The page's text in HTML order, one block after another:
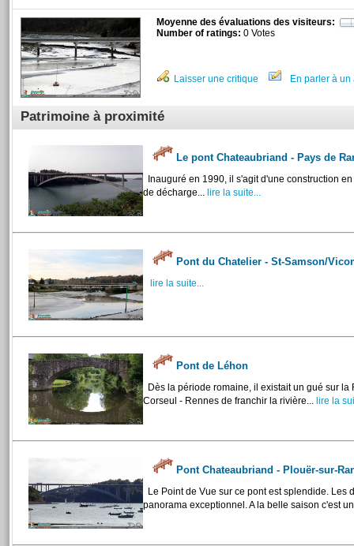
Moyenne des évaluations des visiteurs:
Number of ratings: 0 Votes
Laisser une critique En parler à un
Patrimoine à proximité
Le pont Chateaubriand - Pays de
Inauguré en 1990, il s'agit d'une construction
de décharge... lire la suite...
Pont du Chatelier - St-Samson/
lire la suite...
Pont de Léhon
Dès la période romaine, il existait un gué sur
Corseul - Rennes de franchir la rivière... lire la
Pont Chateaubriand - Plouër-sur-
Le Point de Vue sur ce pont est splendide. Les
panorama exceptionnel. A la belle saison c'est